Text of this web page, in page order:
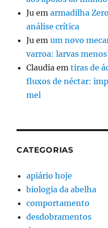
Ju emarmadilha
análise crítica
Ju emum novo
varroa: larvas
Claudia emtiras de
fluxos de néctar:
mel
CATEGORIAS
apiário hoje
biologia da abelha
comportamento
desdobramentos